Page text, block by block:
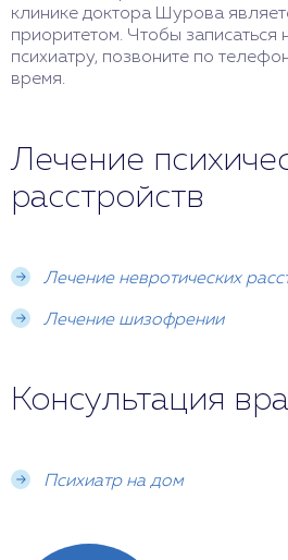
клинике доктора Шурова
приоритетом. Чтобы записаться
психиатру, позвоните по
время.
Лечение
расстройств
Лечение невротических
Лечение шизофрении
Консультация
Психиатр на дом